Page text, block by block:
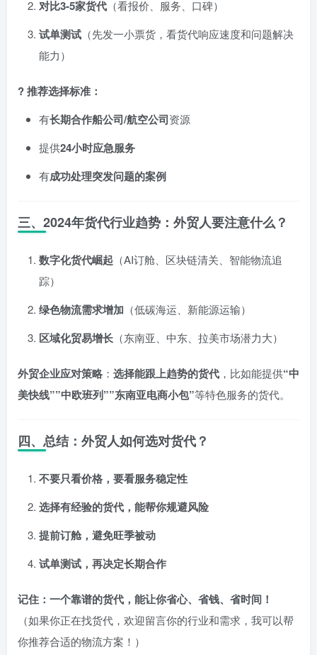
对比3-5家货代 （看报价、服务、口碑）
试单测试 （先发一小票货，看货代响应速度和问题解决
能力）
? 推荐选择标准：
有长期合作船公司/航空公司资源
提供24小时应急服务
有成功处理突发问题的案例
三、2024年货代行业趋势：外贸人要注意什么？
数字化货代崛起 （AI订舱、区块链清关、智能物流追
踪）
绿色物流需求增加 （低碳海运、新能源运输）
区域化贸易增长 （东南亚、中东、拉美市场潜力大）
外贸企业应对策略 ： 选择能跟上趋势的货代 ，比如能提供“中
美快线””中欧班列””东南亚电商小包”等特色服务的货代。
四、总结：外贸人如何选对货代？
不要只看价格，要看服务稳定性
选择有经验的货代，能帮你规避风险
提前订舱，避免旺季被动
试单测试，再决定长期合作
记住：一个靠谱的货代，能让你省心、省钱、省时间！
（如果你正在找货代，欢迎留言你的行业和需求，我可以帮
你推荐合适的物流方案！）